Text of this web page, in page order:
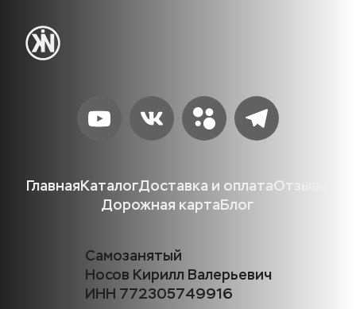
ГлавнаяКаталогДоставка и оплатаОтзывы
Дорожная картаБлог
Самозанятый
Носов Кирилл Валерьевич
ИНН 772305749916